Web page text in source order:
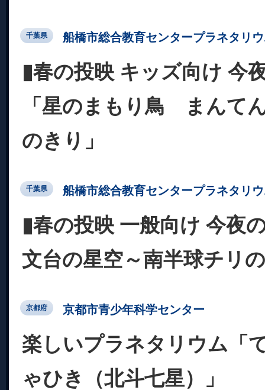
千葉県 船橋市総合教育センタープラネタリ
▮春の投映 キッズ向け 今
「星のまもり鳥 まんて
のきり」
千葉県 船橋市総合教育センタープラネタリ
▮春の投映 一般向け 今夜
文台の星空～南半球チリ
京都府 京都市青少年科学センター
楽しいプラネタリウム「
ゃひき（北斗七星）」